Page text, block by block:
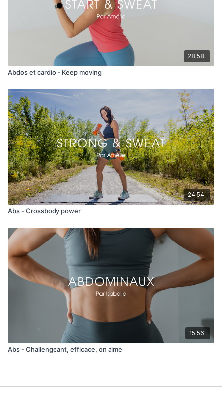
28:58
Abdos et cardio - Keep moving
24:54
Abs - Crossbody power
15:56
Abs - Challengeant, efficace, on aime